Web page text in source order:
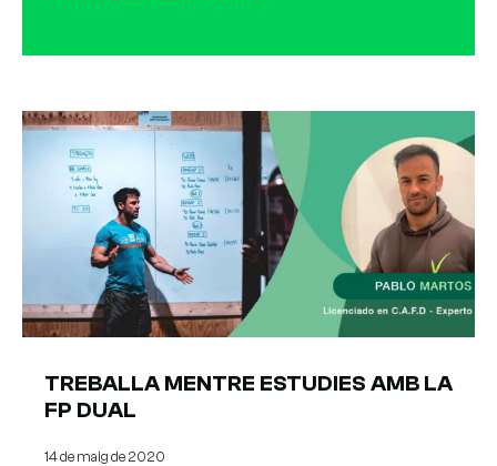
TREBALLA MENTRE ESTUDIES AMB LA
FP DUAL
14 de maig de 2020